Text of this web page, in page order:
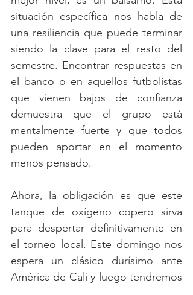
situación específica nos habla de
una resiliencia que puede terminar
siendo la clave para el resto del
semestre. Encontrar respuestas en
el banco o en aquellos futbolistas
que vienen bajos de confianza
demuestra que el grupo está
mentalmente fuerte y que todos
pueden aportar en el momento
menos pensado.
Ahora, la obligación es que este
tanque de oxígeno copero sirva
para despertar definitivamente en
el torneo local. Este domingo nos
espera un clásico durísimo ante
América de Cali y luego tendremos